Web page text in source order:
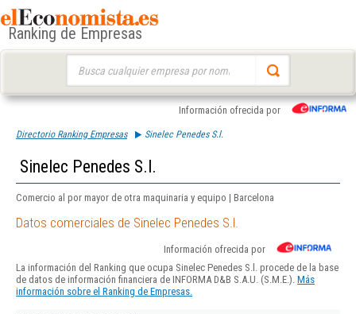
Ranking de Empresas
Información ofrecida por
Directorio Ranking Empresas Sinelec Penedes S.l.
Sinelec Penedes S.l.
Comercio al por mayor de otra maquinaria y equipo | Barcelona
Datos comerciales de Sinelec Penedes S.l.
Información ofrecida por
La información del Ranking que ocupa Sinelec Penedes S.l. procede de la base
de datos de información financiera de INFORMA D&B S.A.U. (S.M.E.). Más
información sobre el Ranking de Empresas.